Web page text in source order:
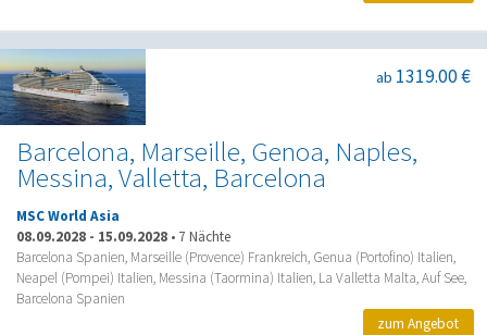
Barcelona, Marseille, Genoa, Naples,
Messina, Valletta, Barcelona
ab 1319.00 €
MSC World Asia
08.09.2028 - 15.09.2028 • 7 Nächte
Barcelona Spanien, Marseille (Provence) Frankreich, Genua (Portofino) Italien,
Neapel (Pompei) Italien, Messina (Taormina) Italien, La Valletta Malta, Auf See,
Barcelona Spanien
zum Angebot